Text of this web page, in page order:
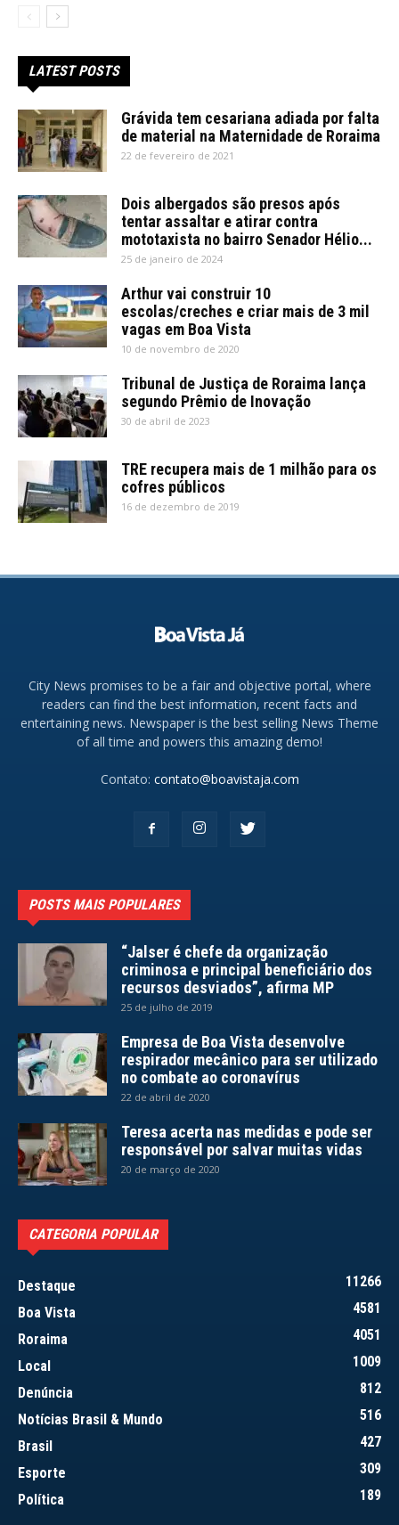
LATEST POSTS
Grávida tem cesariana adiada por falta
de material na Maternidade de Roraima
22 de fevereiro de 2021
Dois albergados são presos após
tentar assaltar e atirar contra
mototaxista no bairro Senador Hélio...
25 de janeiro de 2024
Arthur vai construir 10
escolas/creches e criar mais de 3 mil
vagas em Boa Vista
10 de novembro de 2020
Tribunal de Justiça de Roraima lança
segundo Prêmio de Inovação
30 de abril de 2023
TRE recupera mais de 1 milhão para os
cofres públicos
16 de dezembro de 2019
City News promises to be a fair and objective portal, where
readers can find the best information, recent facts and
entertaining news. Newspaper is the best selling News Theme
of all time and powers this amazing demo!
Contato: contato@boavistaja.com
POSTS MAIS POPULARES
“Jalser é chefe da organização
criminosa e principal beneficiário dos
recursos desviados”, afirma MP
25 de julho de 2019
Empresa de Boa Vista desenvolve
respirador mecânico para ser utilizado
no combate ao coronavírus
22 de abril de 2020
Teresa acerta nas medidas e pode ser
responsável por salvar muitas vidas
20 de março de 2020
CATEGORIA POPULAR
Destaque
11266
Boa Vista
4581
Roraima
4051
Local
1009
Denúncia
812
Notícias Brasil & Mundo
516
Brasil
427
Esporte
309
Política
189